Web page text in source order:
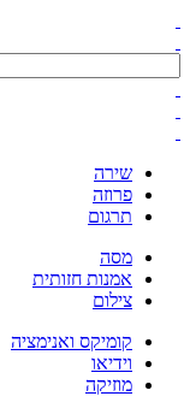
שירה
פרוזה
תרגום
מסה
אמנות חזותית
צילום
קומיקס ואנימציה
וידיאו
מוזיקה